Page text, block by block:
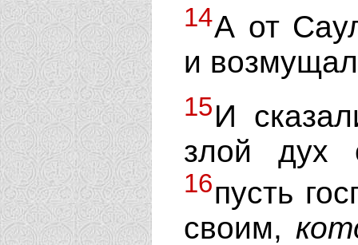
14А от
и возмущал
15И
злой дух
16пусть
своим,